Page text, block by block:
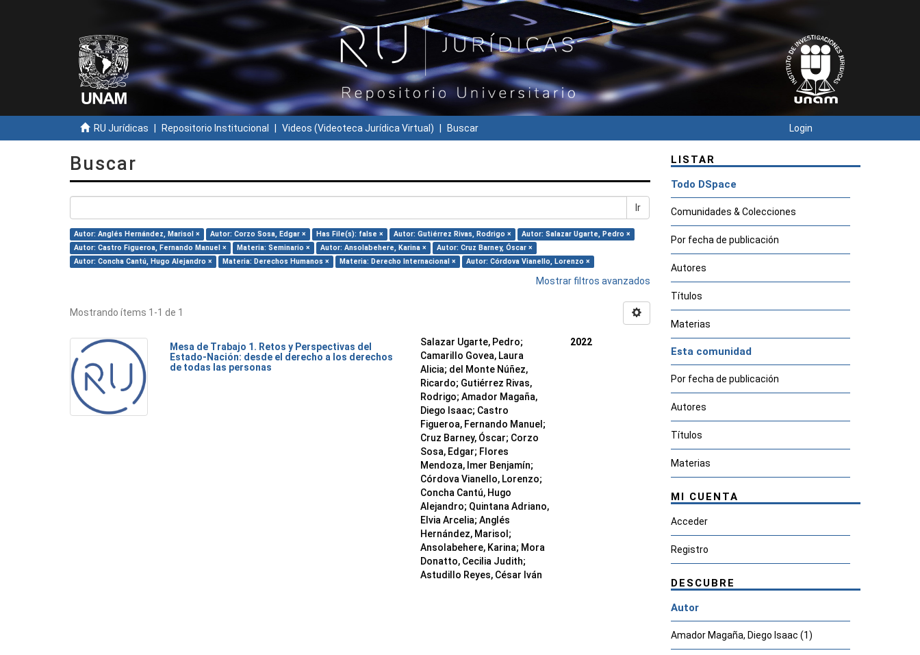
RU Jurídicas Repositorio Institucional Videos (Videoteca Jurídica Virtual) Buscar Login
Buscar
Ir
Autor: Anglés Hernández, Marisol × Autor: Corzo Sosa, Edgar × Has File(s): false × Autor: Gutiérrez Rivas, Rodrigo ×
Autor: Salazar Ugarte, Pedro ×
Autor: Castro Figueroa, Fernando Manuel ×
Materia: Seminario × Autor: Ansolabehere, Karina ×
Autor: Cruz Barney, Óscar ×
Autor: Concha Cantú, Hugo Alejandro ×
Materia: Derechos Humanos × Materia: Derecho Internacional × Autor: Córdova Vianello, Lorenzo ×
Mostrar filtros avanzados
Mostrando ítems 1-1 de 1
Mesa de Trabajo 1. Retos y Perspectivas del
Estado-Nación: desde el derecho a los derechos
de todas las personas
Salazar Ugarte, Pedro;
Camarillo Govea, Laura
Alicia; del Monte Núñez,
Ricardo; Gutiérrez Rivas,
Rodrigo; Amador Magaña,
Diego Isaac; Castro
Figueroa, Fernando Manuel ;
Cruz Barney, Óscar; Corzo
Sosa, Edgar; Flores
Mendoza, Imer Benjamín;
Córdova Vianello, Lorenzo;
Concha Cantú, Hugo
Alejandro; Quintana Adriano,
Elvia Arcelia; Anglés
Hernández, Marisol ;
Ansolabehere, Karina; Mora
Donatto, Cecilia Judith;
Astudillo Reyes, César Iván
2022
LISTAR
Todo DSpace
Comunidades & Colecciones
Por fecha de publicación
Autores
Títulos
Materias
Esta comunidad
Por fecha de publicación
Autores
Títulos
Materias
MI CUENTA
Acceder
Registro
DESCUBRE
Autor
Amador Magaña, Diego Isaac (1)